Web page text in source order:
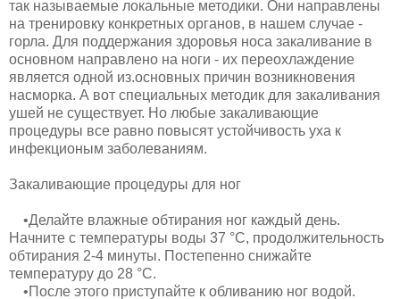
так на­зываемые локальные методики. Они направлены
на трениров­ку конкретных органов, в нашем случае -
горла. Для поддержания здоровья носа закаливание в
ос­новном направлено на ноги - их переохлаждение
является одной из.основных причин возникнове­ния
насморка. А вот специальных методик для закаливания
ушей не существует. Но любые закаливаю­щие
процедуры все равно повысят устойчивость уха к
инфекционым заболеваниям.
Закаливающие процедуры для ног
•Делайте влажные обтирания ног каждый день.
Начните с тем­пературы воды 37 °С, продолжи­тельность
обтирания 2-4 минуты. Постепенно снижайте
температуру до 28 °С.
•После этого приступайте к об­ливанию ног водой.